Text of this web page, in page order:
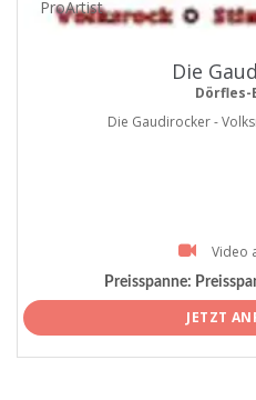
ProArtist
Die
Dörfles-
Die Gaudirocker -
Video
Preisspanne:
JETZT